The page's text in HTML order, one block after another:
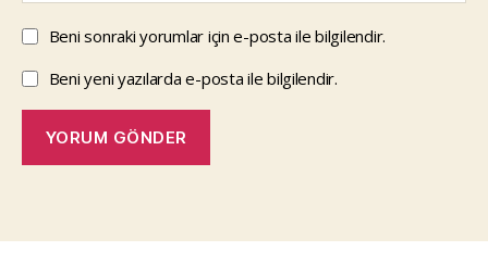
Beni sonraki yorumlar için e-posta ile bilgilendir.
Beni yeni yazılarda e-posta ile bilgilendir.